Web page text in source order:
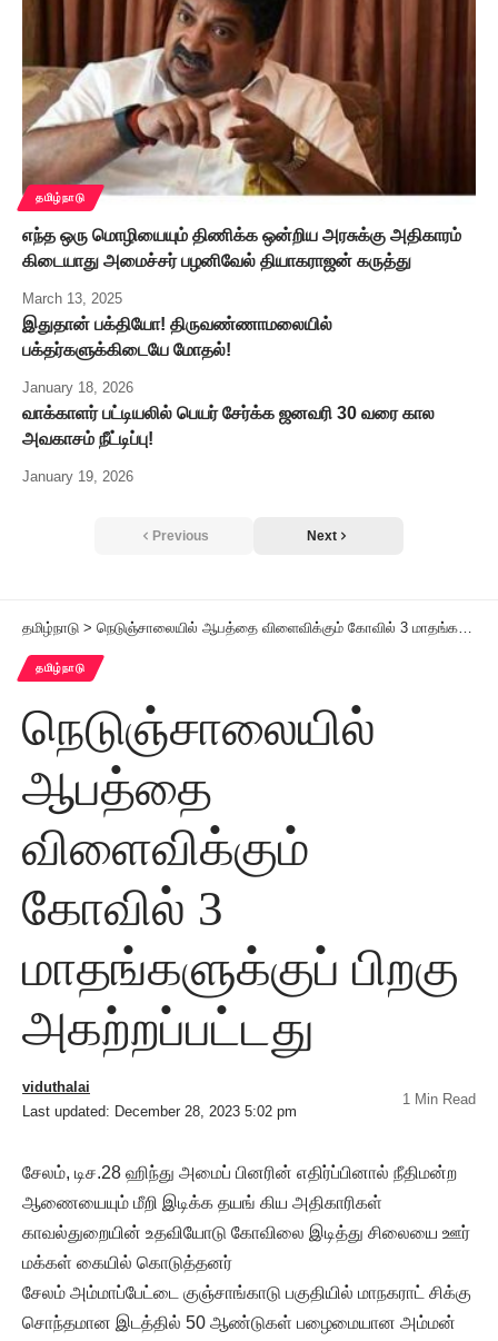
தமிழ்நாடு
எந்த ஒரு மொழியையும் திணிக்க ஒன்றிய அரசுக்கு அதிகாரம்
கிடையாது அமைச்சர் பழனிவேல் தியாகராஜன் கருத்து
March 13, 2025
இதுதான் பக்தியோ! திருவண்ணாமலையில்
பக்தர்களுக்கிடையே மோதல்!
January 18, 2026
வாக்காளர் பட்டியலில் பெயர் சேர்க்க ஜனவரி 30 வரை கால
அவகாசம் நீட்டிப்பு!
January 19, 2026
Previous Next
தமிழ்நாடு > நெடுஞ்சாலையில் ஆபத்தை விளைவிக்கும் கோவில் 3 மாதங்களுக்குப் பிறகு அகற்றப்பட்டது
தமிழ்நாடு
நெடுஞ்சாலையில்
ஆபத்தை
விளைவிக்கும்
கோவில் 3
மாதங்களுக்குப் பிறகு
அகற்றப்பட்டது
Last updated: December 28, 2023 5:02 pm
viduthalai
1 Min Read
சேலம், டிச.28 ஹிந்து அமைப் பினரின் எதிர்ப்பினால் நீதிமன்ற
ஆணையையும் மீறி இடிக்க தயங் கிய அதிகாரிகள்
காவல்துறையின் உதவியோடு கோவிலை இடித்து சிலையை ஊர்
மக்கள் கையில் கொடுத்தனர்
சேலம் அம்மாப்பேட்டை குஞ்சாங்காடு பகுதியில் மாநகராட் சிக்கு
சொந்தமான இடத்தில் 50 ஆண்டுகள் பழைமையான அம்மன்